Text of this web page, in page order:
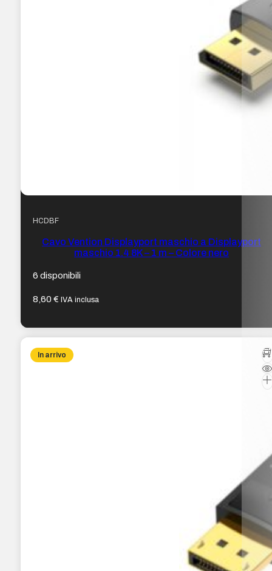
HCDBF
Cavo Vention Displayport maschio a Displayport
maschio 1.4 8K – 1 m – Colore nero
6 disponibili
8,60€ IVA inclusa
In arrivo